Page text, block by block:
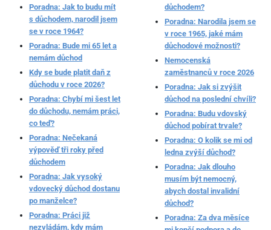
Poradna: Jak to budu mít
s důchodem, narodil jsem
se v roce 1964?
Poradna: Bude mi 65 let a
nemám důchod
Kdy se bude platit daň z
důchodu v roce 2026?
Poradna: Chybí mi šest let
do důchodu, nemám práci,
co teď?
Poradna: Nečekaná
výpověď tři roky před
důchodem
Poradna: Jak vysoký
vdovecký důchod dostanu
po manželce?
Poradna: Práci již
nezvládám, kdy mám
důchodem?
Poradna: Narodila jsem se
v roce 1965, jaké mám
důchodové možnosti?
Nemocenská
zaměstnanců v roce 2026
Poradna: Jak si zvýšit
důchod na poslední chvíli?
Poradna: Budu vdovský
důchod pobírat trvale?
Poradna: O kolik se mi od
ledna zvýší důchod?
Poradna: Jak dlouho
musím být nemocný,
abych dostal invalidní
důchod?
Poradna: Za dva měsíce